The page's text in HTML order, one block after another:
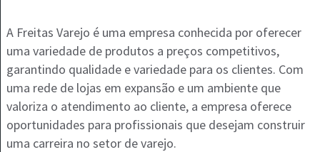
A Freitas Varejo é uma empresa conhecida por oferecer
uma variedade de produtos a preços competitivos,
garantindo qualidade e variedade para os clientes. Com
uma rede de lojas em expansão e um ambiente que
valoriza o atendimento ao cliente, a empresa oferece
oportunidades para profissionais que desejam construir
uma carreira no setor de varejo.